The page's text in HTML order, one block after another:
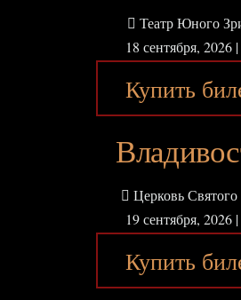
Театр Юного
18 сентября, 2026
Купить
Церковь
19 сентября, 2026
Купить